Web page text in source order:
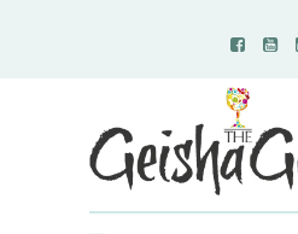
Geisha Gourmet